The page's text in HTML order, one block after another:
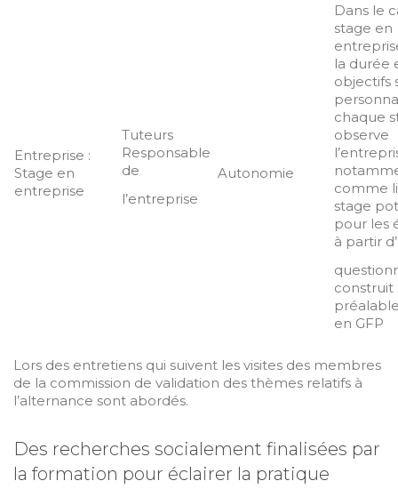
Entreprise :
Stage en
entreprise
Tuteurs
Responsable
de
l’entreprise
Autonomie
Dans le
stage en
la durée
objectifs
chaque
observe
comme
stage
pour les
à partir
construit
en GFP
Lors des entretiens qui suivent les visites des membres
de la commission de validation des thèmes relatifs à
l’alternance sont abordés.
Des recherches socialement finalisées par
la formation pour éclairer la pratique